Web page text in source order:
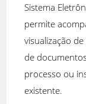
Sistema
permite
visualização
de
processo ou
existente.